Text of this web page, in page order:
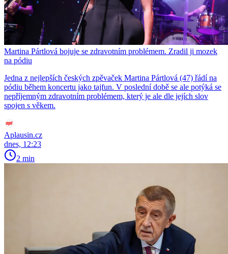
Martina Pártlová bojuje se zdravotním problémem. Zradil ji mozek
na pódiu
Jedna z nejlepších českých zpěvaček Martina Pártlová (47) řádí na
pódiu během koncertu jako tajfun. V poslední době se ale potýká se
nepříjemným zdravotním problémem, který je ale dle jejích slov
spojen s věkem.
Aplausin.cz
dnes, 12:23
2 min